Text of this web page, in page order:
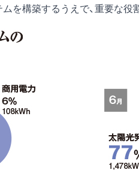
を構築するうえで、重要な役